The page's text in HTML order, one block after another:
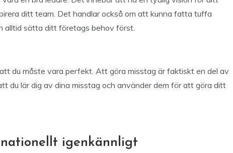
ditt team. Det handlar också om att kunna fatta tuffa
alltid sätta ditt företags behov först.
du måste vara perfekt. Att göra misstag är faktiskt en del av
du lär dig av dina misstag och använder dem för att göra ditt
igenkännligt